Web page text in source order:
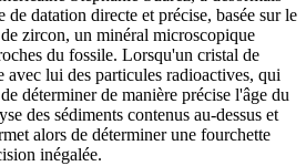
datation directe et précise, basée sur le
zircon, un minéral microscopique
du fossile. Lorsqu'un cristal de
lui des particules radioactives, qui
déterminer de manière précise l'âge du
des sédiments contenus au-dessus et
alors de déterminer une fourchette
inégalée.